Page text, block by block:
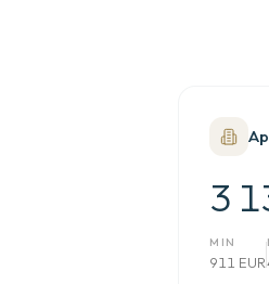
3
MIN
911 EUR